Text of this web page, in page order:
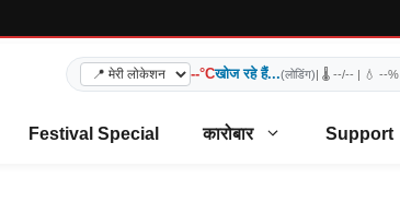
--°Cखोज रहे हैं...(लोडिंग)| 🌡️ --/-- | 💧 --%
Festival Special कारोबार Support